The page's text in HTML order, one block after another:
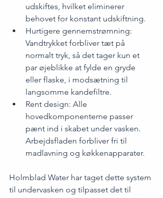
udskiftes, hvilket eliminerer
behovet for konstant udskiftning.
Hurtigere gennemstrømning:
Vandtrykket forbliver tæt på
normalt tryk, så det tager kun et
par øjeblikke at fylde en gryde
eller flaske, i modsætning til
langsomme kandefiltre.
Rent design: Alle
hovedkomponenterne passer
pænt ind i skabet under vasken.
Arbejdsfladen forbliver fri til
madlavning og køkkenapparater.
Holmblad Water har taget dette system
til undervasken og tilpasset det til